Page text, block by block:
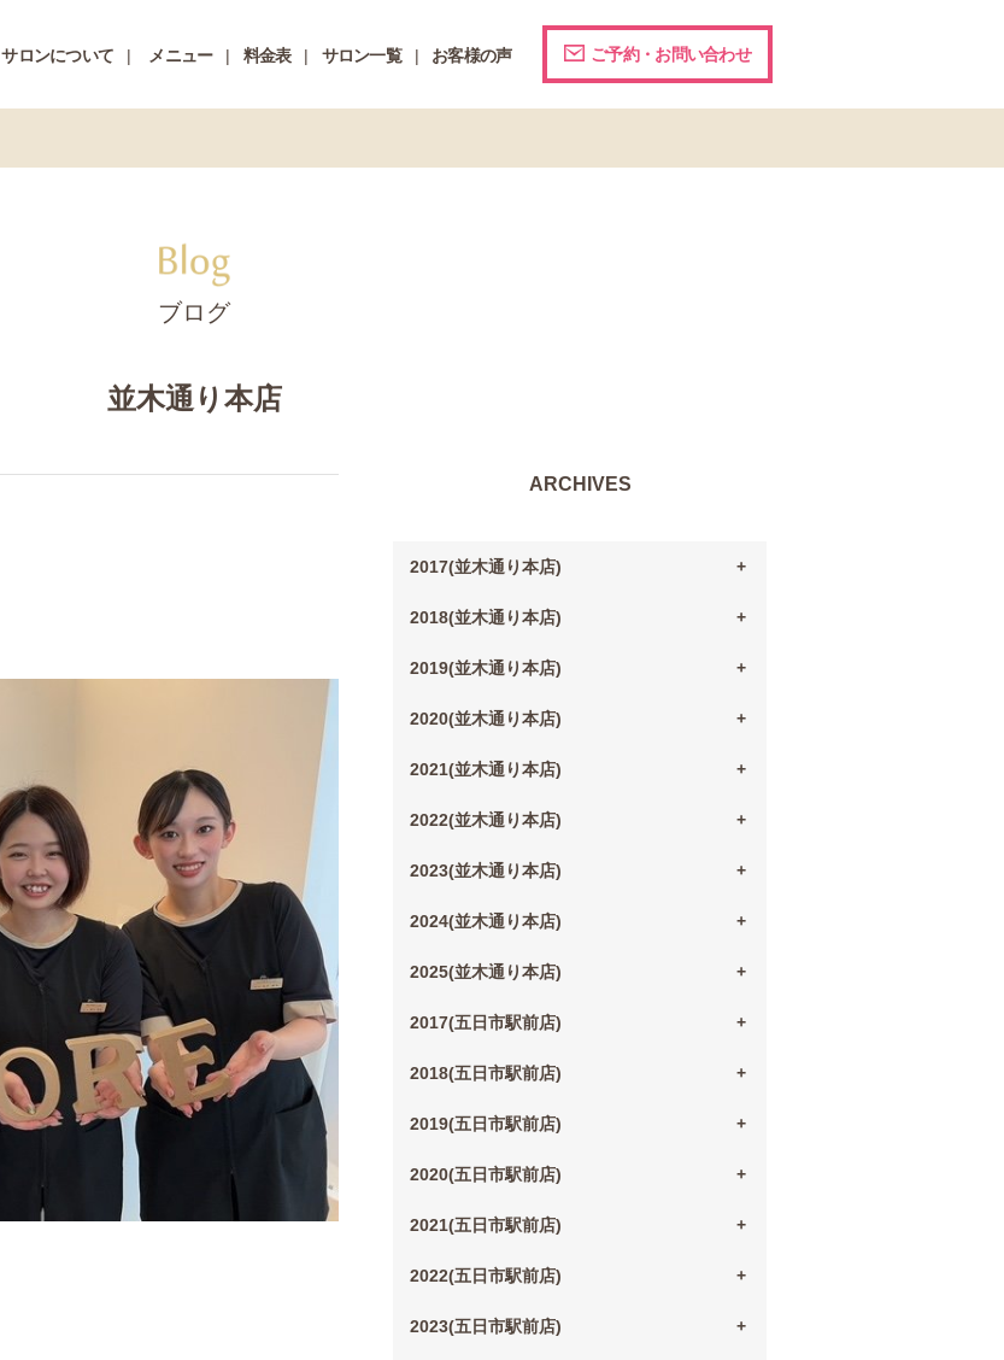
サロンについて メニュー 料金表 サロン一覧 お客様の声 ご予約・お問い合わせ
ブログ
並木通り本店
ARCHIVES
2017(並木通り本店)
2018(並木通り本店)
2019(並木通り本店)
2020(並木通り本店)
2021(並木通り本店)
2022(並木通り本店)
2023(並木通り本店)
2024(並木通り本店)
2025(並木通り本店)
2017(五日市駅前店)
2018(五日市駅前店)
2019(五日市駅前店)
2020(五日市駅前店)
2021(五日市駅前店)
2022(五日市駅前店)
2023(五日市駅前店)